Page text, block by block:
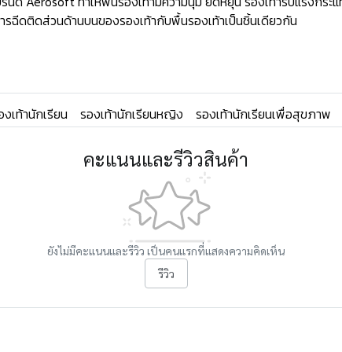
ฉีดติดส่วนด้านบนของรองเท้ากับพื้นรองเท้าเป็นชิ้นเดียวกัน
งเท้านักเรียน รองเท้านักเรียนหญิง รองเท้านักเรียนเพื่อสุขภาพ
คะแนนและรีวิวสินค้า
ยังไม่มีคะแนนและรีวิว เป็นคนแรกที่แสดงความคิดเห็น
รีวิว